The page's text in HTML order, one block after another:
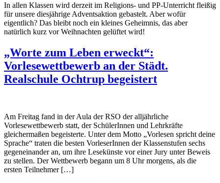
In allen Klassen wird derzeit im Religions- und PP-Unterricht fleißig
für unsere diesjährige Adventsaktion gebastelt. Aber wofür
eigentlich? Das bleibt noch ein kleines Geheimnis, das aber
natürlich kurz vor Weihnachten gelüftet wird!
„Worte zum Leben erweckt“:
Vorlesewettbewerb an der Städt.
Realschule Ochtrup begeistert
Am Freitag fand in der Aula der RSO der alljährliche
Vorlesewettbewerb statt, der SchülerInnen und Lehrkräfte
gleichermaßen begeisterte. Unter dem Motto „Vorlesen spricht deine
Sprache“ traten die besten VorleserInnen der Klassenstufen sechs
gegeneinander an, um ihre Lesekünste vor einer Jury unter Beweis
zu stellen. Der Wettbewerb begann um 8 Uhr morgens, als die
ersten Teilnehmer […]